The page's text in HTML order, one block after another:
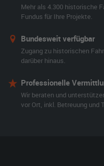
Mehr als 4.300 historische
Fundus für Ihre Projekte.
Bundesweit verfügbar
Zugang zu historischen
darüber hinaus.
Professionelle
Wir beraten und
vor Ort, inkl. Betreuung und